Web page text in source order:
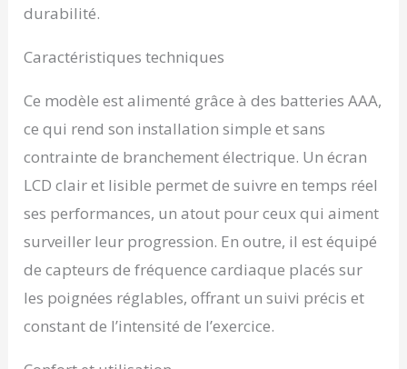
maintien sécurisé
d'entraînement, pour un
confort sur mesure.
FACILE À DEPLACER : Ce
vélo d'intérieur,
mesurant 106L x 53l x
roues, se déplace
aisément et se fond
votre maison.
TECHNOLOGIE
d'exercice inclut un
durabilité.
Caractéristiques techniques
Ce modèle est alimenté grâce à des batteries AAA,
ce qui rend son installation simple et sans
contrainte de branchement électrique. Un écran
LCD clair et lisible permet de suivre en temps réel
ses performances, un atout pour ceux qui aiment
surveiller leur progression. En outre, il est équipé
de capteurs de fréquence cardiaque placés sur
les poignées réglables, offrant un suivi précis et
constant de l’intensité de l’exercice.